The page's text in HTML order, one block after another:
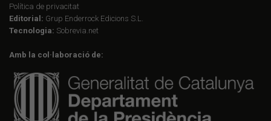
Política de privacitat
Editorial: Grup Enderrock Edicions S.L.
Tecnologia: Sobrevia.net
Amb la col·laboració de: